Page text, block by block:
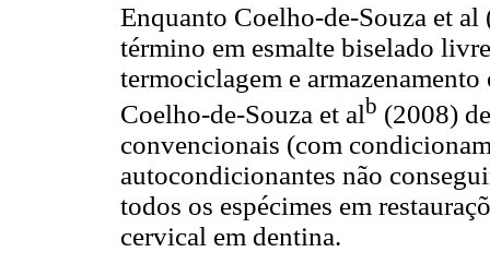
Enquanto Coelho-de-Souza et al
término em esmalte biselado
termociclagem e
Coelho-de-Souza et alb (2008)
convencionais (com
autocondicionantes não
todos os espécimes em
cervical em dentina.